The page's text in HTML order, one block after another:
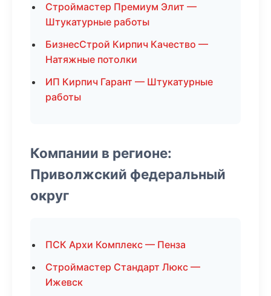
Строймастер Премиум Элит —
Штукатурные работы
БизнесСтрой Кирпич Качество —
Натяжные потолки
ИП Кирпич Гарант — Штукатурные
работы
Компании в регионе:
Приволжский федеральный
округ
ПСК Архи Комплекс — Пенза
Строймастер Стандарт Люкс —
Ижевск